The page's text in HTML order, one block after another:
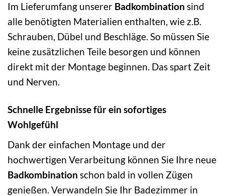
Im Lieferumfang unserer Badkombination sind
alle benötigten Materialien enthalten, wie z.B.
Schrauben, Dübel und Beschläge. So müssen Sie
keine zusätzlichen Teile besorgen und können
direkt mit der Montage beginnen. Das spart Zeit
und Nerven.
Schnelle Ergebnisse für ein sofortiges
Wohlgefühl
Dank der einfachen Montage und der
hochwertigen Verarbeitung können Sie Ihre neue
Badkombination schon bald in vollen Zügen
genießen. Verwandeln Sie Ihr Badezimmer in